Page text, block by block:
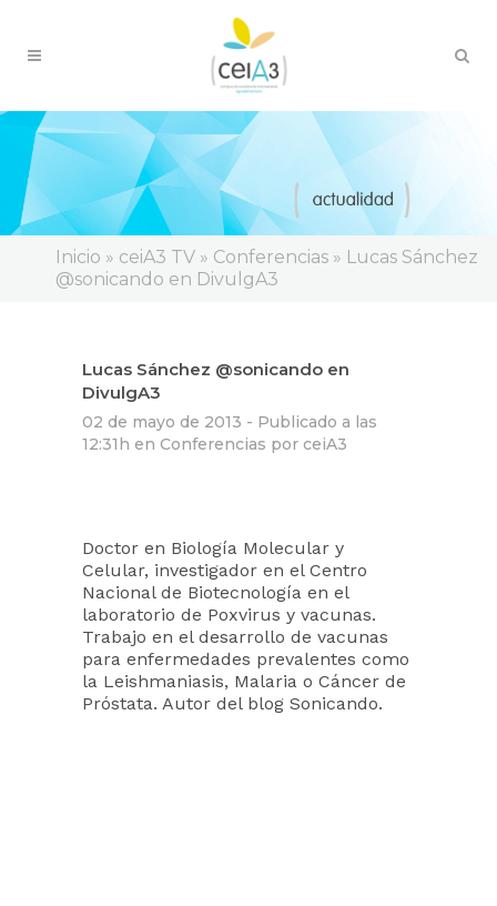
Inicio » ceiA3 TV » Conferencias » Lucas Sánchez
@sonicando en DivulgA3
Lucas Sánchez @sonicando en
DivulgA3
02 de mayo de 2013 - Publicado a las
12:31h en Conferencias por ceiA3
Doctor en Biología Molecular y
Celular, investigador en el Centro
Nacional de Biotecnología en el
laboratorio de Poxvirus y vacunas.
Trabajo en el desarrollo de vacunas
para enfermedades prevalentes como
la Leishmaniasis, Malaria o Cáncer de
Próstata. Autor del blog Sonicando.